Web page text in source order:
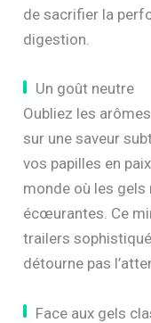
de sacrifier la
digestion.
Un goût neutre
Oubliez les
sur une saveur
vos papilles en
monde où les
écœurantes. Ce
trailers
détourne pas
Face aux gels